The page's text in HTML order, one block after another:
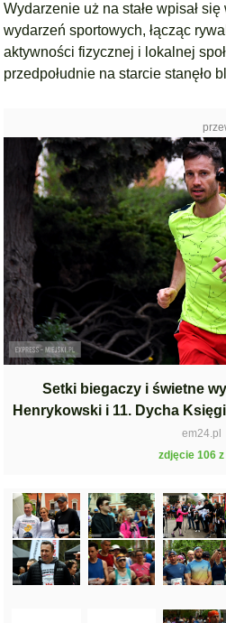
Wydarzenie uż na stałe wpisał
wydarzeń sportowych, łącząc
aktywności fizycznej i lokalnej
przedpołudnie na starcie stanęło
Setki biegaczy i świetne
Henrykowski i 11. Dycha
em24.pl
zdjęcie 106 z